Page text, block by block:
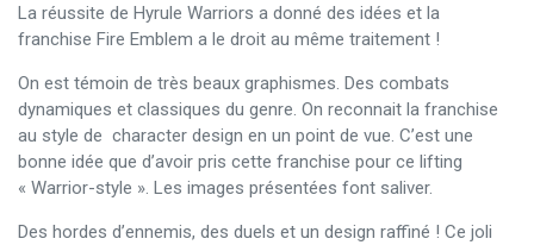
La réussite de Hyrule Warriors a donné des idées et la
franchise Fire Emblem a le droit au même traitement !
On est témoin de très beaux graphismes. Des combats
dynamiques et classiques du genre. On reconnait la franchise
au style de character design en un point de vue. C’est une
bonne idée que d’avoir pris cette franchise pour ce lifting
« Warrior-style ». Les images présentées font saliver.
Des hordes d’ennemis, des duels et un design raffiné ! Ce joli